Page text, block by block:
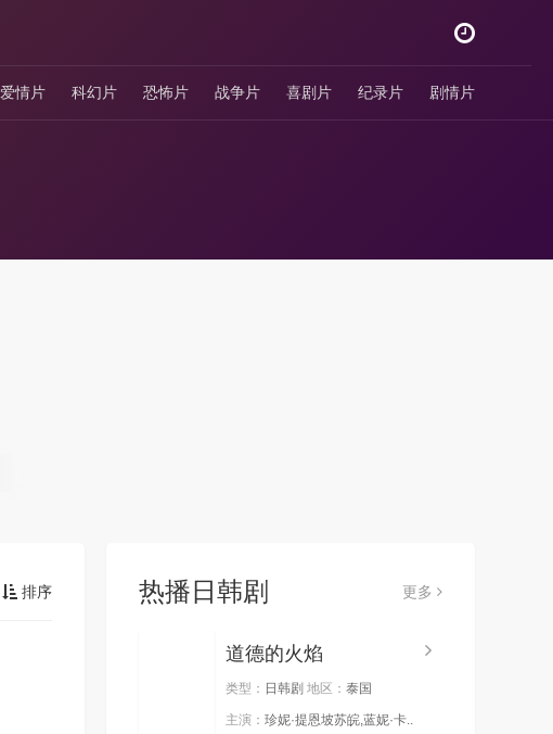
爱情片 科幻片 恐怖片 战争片 喜剧片 纪录片 剧情片
排序 热播日韩剧 更多
道德的火焰
类型： 日韩剧 地区： 泰国
主演： 珍妮·提恩坡苏皖,蓝妮·卡..